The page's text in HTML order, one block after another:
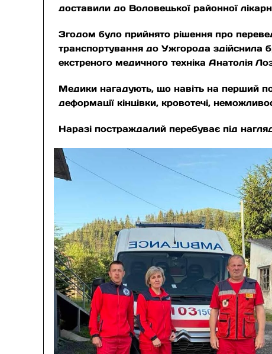
доставили до Воловецької районної
Згодом було прийнято рішення про
транспортування до Ужгорода
екстреного медичного техніка Анатолія
Медики нагадують, що навіть на перший
деформації кінцівки, кровотечі,
Наразі постраждалий перебуває під